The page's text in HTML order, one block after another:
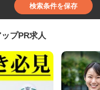
検索条件を保存
プPR求人